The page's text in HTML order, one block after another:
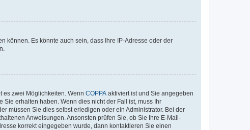
können. Es könnte auch sein, dass Ihre IP-Adresse oder der
es zwei Möglichkeiten. Wenn COPPA aktiviert ist und Sie angegeben
erhalten haben. Wenn dies nicht der Fall ist, muss Ihr
müssen Sie dies selbst erledigen oder ein Administrator. Bei der
Anweisungen. Ansonsten prüfen Sie, ob Sie Ihre E-Mail-
korrekt eingegeben wurde, dann kontaktieren Sie einen